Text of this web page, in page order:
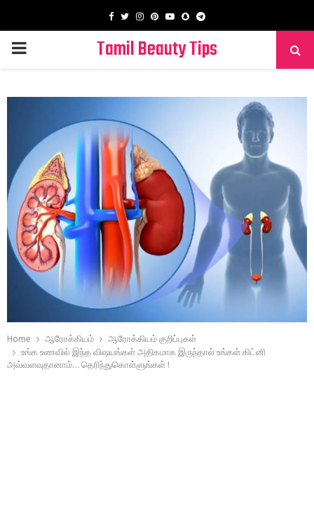
Facebook
TwitterInstagram
PinterestYoutube
SnapchatTelegram
PRIMARY
Tamil Beauty Tips
Home ஆரோக்கியம்
ஆரோக்கியம் குறிப்புகள்
உங்க உணவில் இந்த விஷயங்கள் அதிகமாக இருந்தால் உங்கள் கிட்னி
அவ்வளவுதானாம்… தெரிந்துகொள்ளுங்கள் !